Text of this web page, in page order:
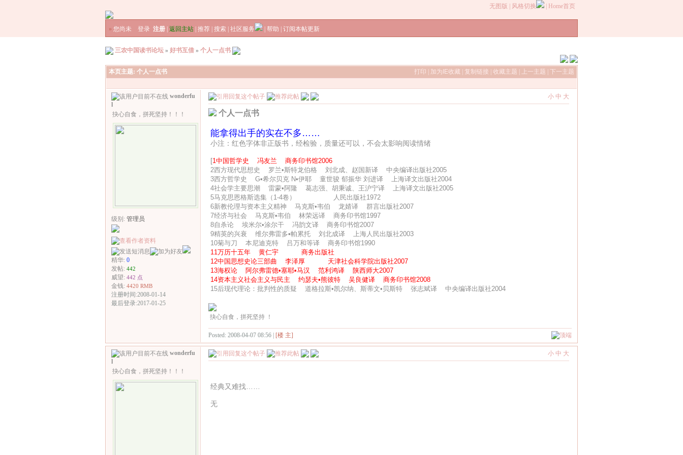
无图版 风格切换 Home首页
» 您尚未 登录 注册 返回主站 推荐 搜索 社区服务 帮助 订阅本帖更新
三农中国读书论坛 » 好书互借 » 个人一点书
本页主题: 个人一点书 打印 | 加为IE收藏 | 复制链接 |收藏主题 | 上一主题 |下一主题
wonderfu
l
抉心自食，拼死坚持！！！
级别: 管理员
精华: 0
发帖: 442
威望: 442 点
金钱: 4420 RMB
注册时间:2008-01-14
最后登录:2017-01-25
小 中 大
个人一点书
能拿得出手的实在不多……
小注：红色字体非正版书，经检验，质量还可以，不会太影响阅读情绪
[1中国哲学史
冯友兰 商务印书馆2006
2西方现代思想史 罗兰•斯特龙伯格 刘北成、赵国新译 中央编译出版社2005
3西方哲学史 G•希尔贝克 N•伊耶 童世骏 郁振华 刘进译 上海译文出版社2004
4社会学主要思潮 雷蒙•阿隆 葛志强、胡秉诚、王沪宁译 上海译文出版社2005
5马克思恩格斯选集（1-4卷） 人民出版社1972
6新教伦理与资本主义精神 马克斯•韦伯 龙婧译 群言出版社2007
7经济与社会 马克斯•韦伯 林荣远译 商务印书馆1997
8自杀论 埃米尔•涂尔干 冯韵文译 商务印书馆2007
9精英的兴衰 维尔弗雷多•帕累托 刘北成译 上海人民出版社2003
10菊与刀 本尼迪克特 吕万和等译 商务印书馆1990
11万历十五年 黄仁宇 商务出版社
12中国思想史论三部曲 李泽厚 天津社会科学院出版社2007
13海权论 阿尔弗雷德•塞耶•马汉 范利鸿译 陕西师大2007
14资本主义社会主义与民主 约瑟夫•熊彼特 吴良健译 商务印书馆2008
15后现代理论：批判性的质疑 道格拉斯•凯尔纳、斯蒂文•贝斯特 张志斌译 中央编译出版社2004
抉心自食，拼死坚持 ！
Posted: 2008-04-07 08:56 | [楼 主]
wonderfu
l
抉心自食，拼死坚持！！！
小 中 大
经典又难找……
无